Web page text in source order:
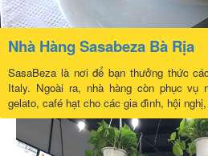
Nhà Hàng Sasabeza Bà Rịa
SasaBeza là nơi để bạn thưởng thức
Italy. Ngoài ra, nhà hàng còn phục vụ
gelato, café hạt cho các gia đình, hội